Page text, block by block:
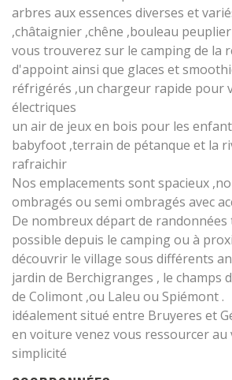
arbres aux essences diverses et
,châtaignier ,chêne ,bouleau peuplier
vous trouverez sur le camping de la
d'appoint ainsi que glaces et
réfrigérés ,un chargeur rapide pour
électriques
un air de jeux en bois pour les
babyfoot ,terrain de pétanque et la
rafraichir
Nos emplacements sont spacieux
ombragés ou semi ombragés avec
De nombreux départ de
possible depuis le camping ou à
découvrir le village sous différents
jardin de Berchigranges , le champs
de Colimont ,ou Laleu ou Spiémont .
idéalement situé entre Bruyeres et
en voiture venez vous ressourcer au
simplicité